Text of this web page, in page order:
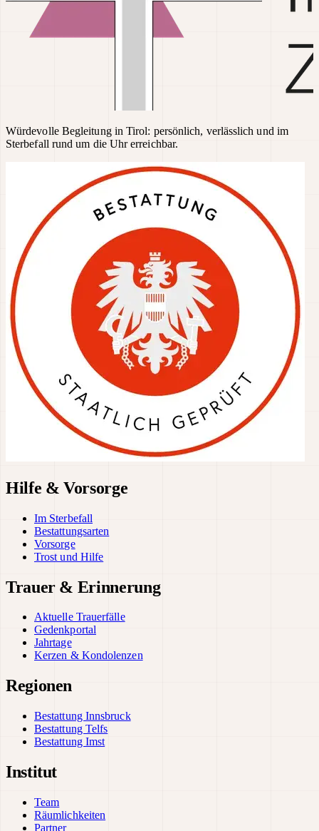
Würdevolle Begleitung in Tirol: persönlich, verlässlich und im
Sterbefall rund um die Uhr erreichbar.
Hilfe & Vorsorge
Im Sterbefall
Bestattungsarten
Vorsorge
Trost und Hilfe
Trauer & Erinnerung
Aktuelle Trauerfälle
Gedenkportal
Jahrtage
Kerzen & Kondolenzen
Regionen
Bestattung Innsbruck
Bestattung Telfs
Bestattung Imst
Institut
Team
Räumlichkeiten
Partner